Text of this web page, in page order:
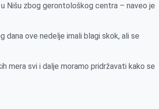
Nišu zbog gerontološkog centra – naveo je
dana ove nedelje imali blagi skok, ali se
mera svi i dalje moramo pridržavati kako se